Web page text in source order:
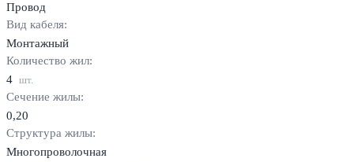
Провод
Вид кабеля:
Монтажный
Количество жил:
4 шт.
Сечение жилы:
0,20
Структура жилы:
Многопроволочная